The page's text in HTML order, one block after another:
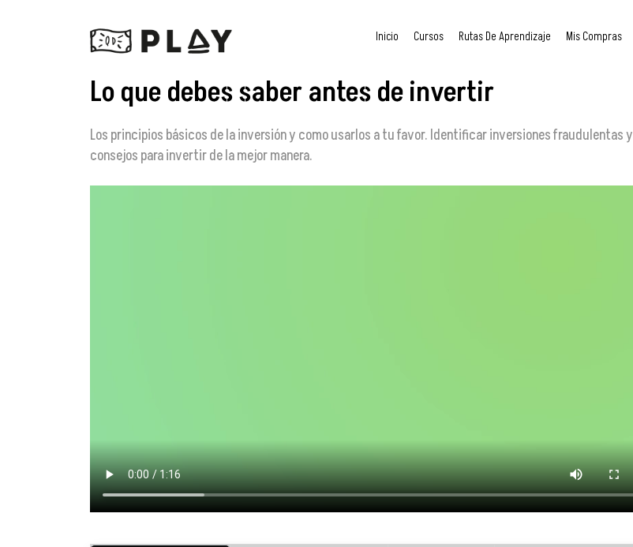
Inicio Cursos Rutas De Aprendizaje Mis Compras
Lo que debes saber antes de invertir
Los principios básicos de la inversión y como usarlos a tu favor. Identificar inversiones fraudulentas y
consejos para invertir de la mejor manera.